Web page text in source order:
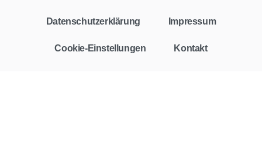
Datenschutzerklärung Impressum
Cookie-Einstellungen Kontakt